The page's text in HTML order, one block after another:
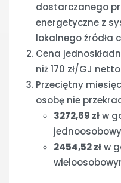
dostarczanego
energetyczne z
lokalnego źródła
Cena
niż 170 zł/GJ
Przeciętny
osobę nie
3272,69 złw
2454,52 złw